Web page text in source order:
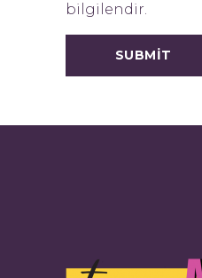
bilgilendir.